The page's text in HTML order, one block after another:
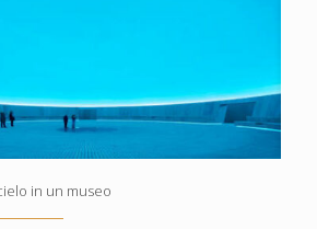
in un museo